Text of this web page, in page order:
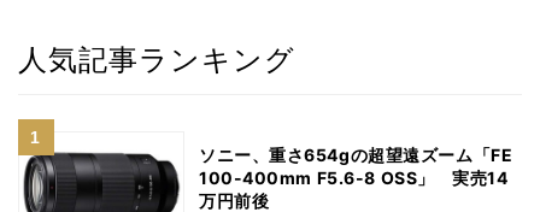
人気記事ランキング
ソニー、重さ654gの超望遠ズーム「FE
100-400mm F5.6-8 OSS」 実売14
万円前後